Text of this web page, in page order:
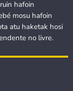
hafoin
mosu hafoin
atu haketak hosi
no livre.